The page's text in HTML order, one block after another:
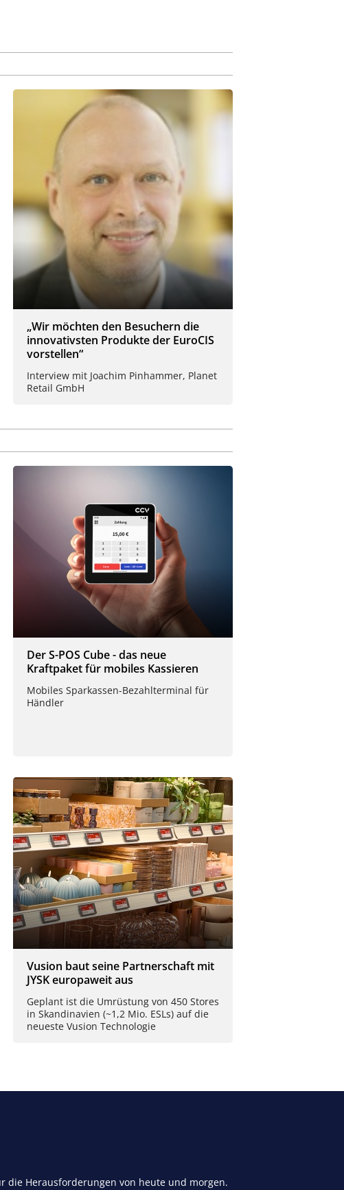
„Wir möchten den Besuchern die
innovativsten Produkte der EuroCIS
vorstellen“
Interview mit Joachim Pinhammer, Planet
Retail GmbH
Der S-POS Cube - das neue
Kraftpaket für mobiles Kassieren
Mobiles Sparkassen-Bezahlterminal für
Händler
Vusion baut seine Partnerschaft mit
JYSK europaweit aus
Geplant ist die Umrüstung von 450 Stores
in Skandinavien (~1,2 Mio. ESLs) auf die
neueste Vusion Technologie
die Herausforderungen von heute und morgen.